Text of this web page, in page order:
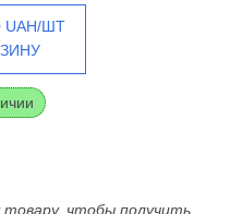
UAH/ШТ
чтобы получить